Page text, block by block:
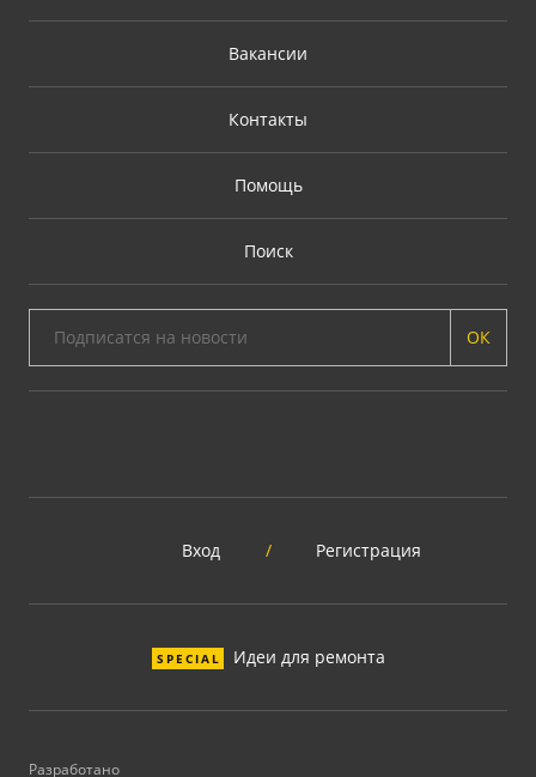
Вакансии
Контакты
Помощь
Поиск
ОК
Вход / Регистрация
SPECIAL Идеи для ремонта
Разработано